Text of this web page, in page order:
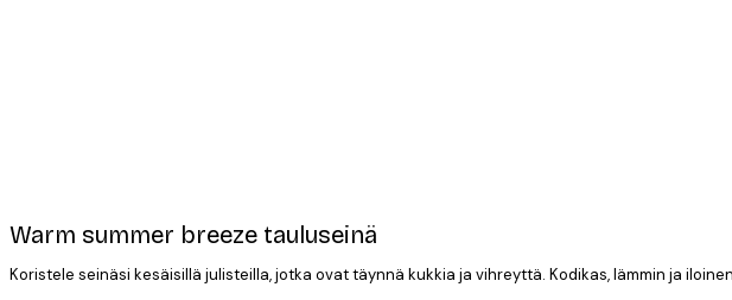
Warm summer breeze tauluseinä
Koristele seinäsi kesäisillä julisteilla, jotka ovat täynnä kukkia ja vihreyttä. Kodikas, lämmin ja
Sähköposti